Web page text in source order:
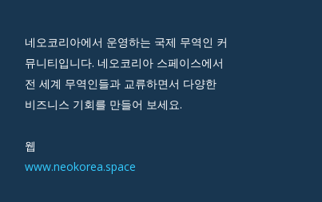
네오코리아에서 운영하는 국제 무역인 커
뮤니티입니다. 네오코리아 스페이스에서
전 세계 무역인들과 교류하면서 다양한
비즈니스 기회를 만들어 보세요.
웹
www.neokorea.space